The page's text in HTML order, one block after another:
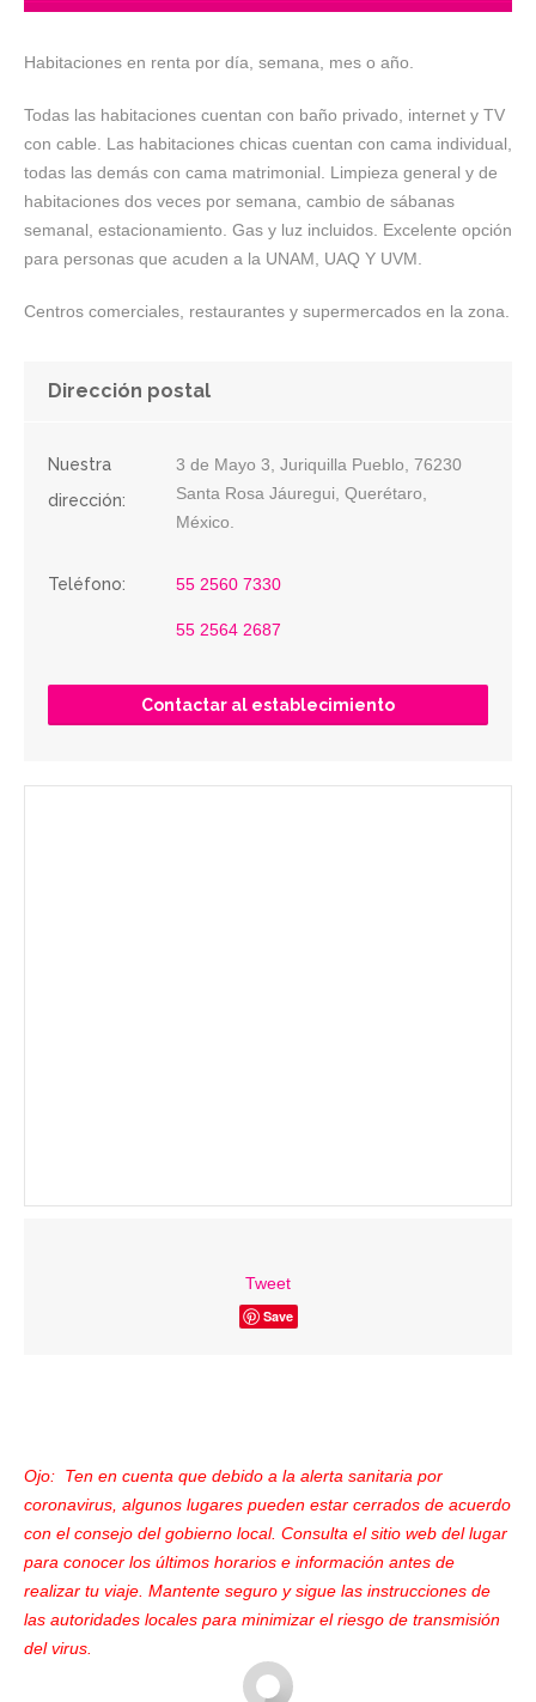
Imagen 5
Habitaciones en renta por día, semana, mes o año.
Todas las habitaciones cuentan con baño privado, internet y TV
con cable. Las habitaciones chicas cuentan con cama individual,
todas las demás con cama matrimonial. Limpieza general y de
habitaciones dos veces por semana, cambio de sábanas
semanal, estacionamiento. Gas y luz incluidos. Excelente opción
para personas que acuden a la UNAM, UAQ Y UVM.
Centros comerciales, restaurantes y supermercados en la zona.
Dirección postal
Nuestra
dirección:
3 de Mayo 3, Juriquilla Pueblo, 76230
Santa Rosa Jáuregui, Querétaro,
México.
Teléfono: 55 2560 7330
55 2564 2687
Contactar al establecimiento
Tweet
Save
Ojo: Ten en cuenta que debido a la alerta sanitaria por
coronavirus, algunos lugares pueden estar cerrados de acuerdo
con el consejo del gobierno local. Consulta el sitio web del lugar
para conocer los últimos horarios e información antes de
realizar tu viaje. Mantente seguro y sigue las instrucciones de
las autoridades locales para minimizar el riesgo de transmisión
del virus.